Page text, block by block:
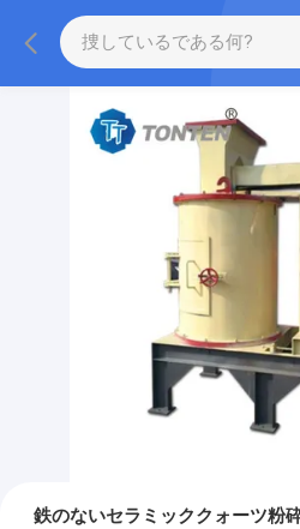
鉄のないセラミッククォーツ粉